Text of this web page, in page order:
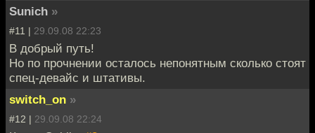
Sunich »
#11 | 29.09.08 22:23
В добрый путь!
Но по прочнении осталось непонятным сколько стоят
спец-девайс и штативы.
switch_on »
#12 | 29.09.08 22:24